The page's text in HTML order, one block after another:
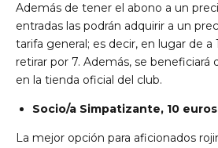
Además de tener el abono a un
entradas las podrán adquirir a un
tarifa general; es decir, en lugar de a
retirar por 7. Además, se beneficiará
en la tienda oficial del club.
Socio/a Simpatizante, 10 euros
La mejor opción para aficionados